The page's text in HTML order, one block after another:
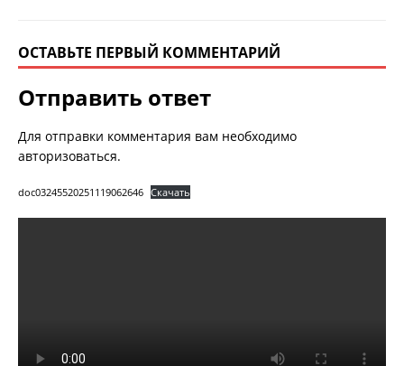
ОСТАВЬТЕ ПЕРВЫЙ КОММЕНТАРИЙ
Отправить ответ
Для отправки комментария вам необходимо
авторизоваться.
doc03245520251119062646 Скачать